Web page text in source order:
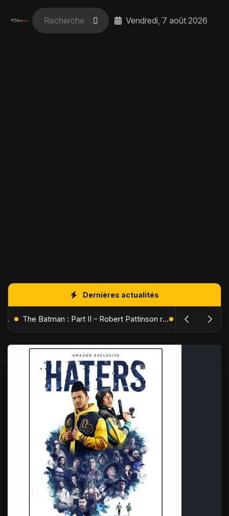
Vendredi, 7 août 2026
Dernières actualités
L'Âge de Glace : Le Réveil du Volcan – Manny, Sid et Diego de retour pour une aventure explosive The Batman : Part II – Robert Pattinson replonge dans les ténèbres de Gotham dès octobre 2027